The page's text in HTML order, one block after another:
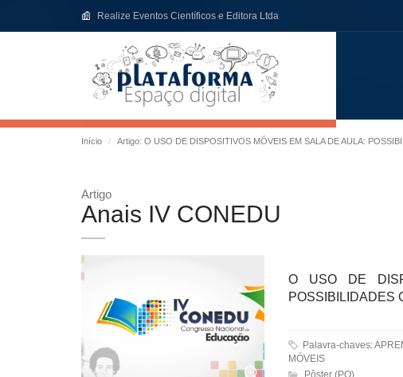
Realize Eventos Científicos e Editora Ltda
Início Artigo: O USO DE DISPOSITIVOS MÓVEIS EM SALA DE AULA:
Artigo
Anais IV CONEDU
O USO DE
POSSIBILIDADES
Palavra-chaves:
MÓVEIS
Pôster (PO)